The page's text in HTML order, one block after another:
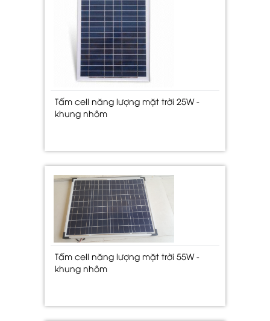
Tấm cell năng lượng mặt trời 25W -
khung nhôm
Tấm cell năng lượng mặt trời 55W -
khung nhôm